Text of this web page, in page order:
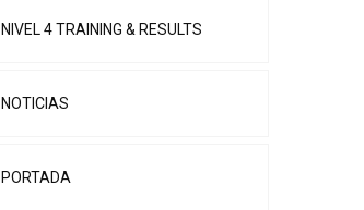
NIVEL 4 TRAINING & RESULTS
NOTICIAS
PORTADA